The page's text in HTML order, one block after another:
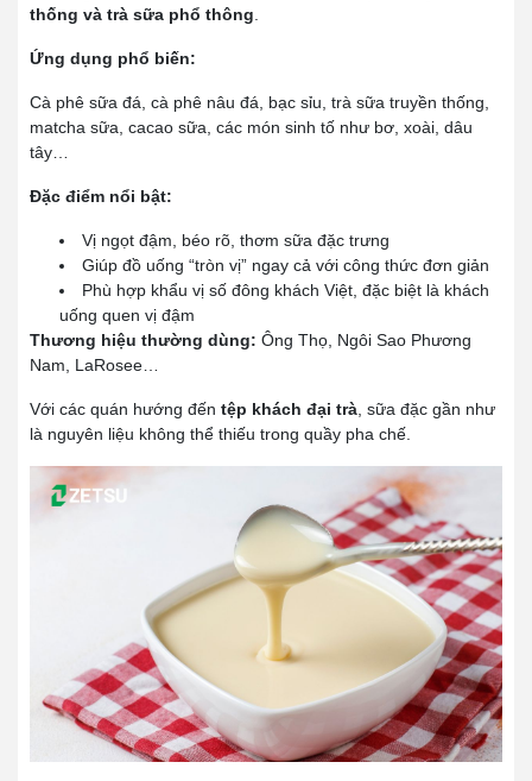
thống và trà sữa phổ thông
Ứng dụng phổ biến:
Cà phê sữa đá, cà phê nâu đá, bạc sỉu, trà sữa truyền thống,
matcha sữa, cacao sữa, các món sinh tố như bơ, xoài, dâu
tây…
Đặc điểm nổi bật:
Vị ngọt đậm, béo rõ, thơm sữa đặc trưng
Giúp đồ uống “tròn vị” ngay cả với công thức đơn giản
Phù hợp khẩu vị số đông khách Việt, đặc biệt là khách
uống quen vị đậm
Thương hiệu thường dùng: Ông Thọ, Ngôi Sao Phương
Nam, LaRosee…
Với các quán hướng đến tệp khách đại trà , sữa đặc gần như
là nguyên liệu không thể thiếu trong quầy pha chế.